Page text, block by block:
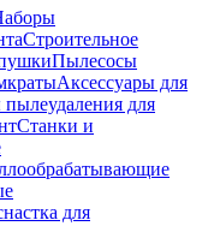
Строительное
Пылесосы
Аксессуары для
для
Станки и
для